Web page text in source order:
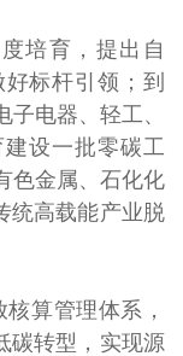
培育，提出自
标杆引领；到
电器、轻工、
设一批零碳工
色金属、石化化
统高载能产业脱
算管理体系，
碳转型，实现源